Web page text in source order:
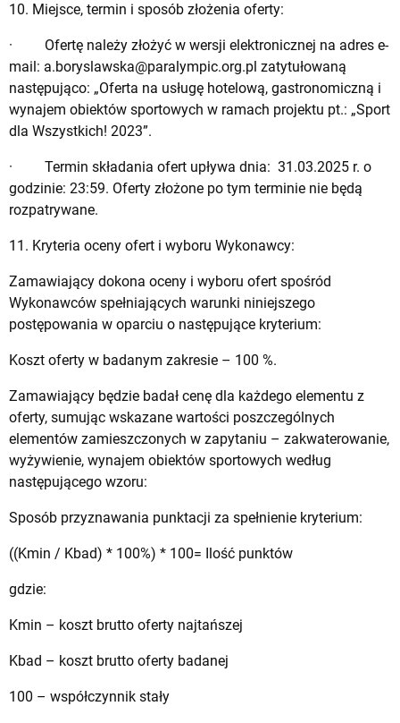
10. Miejsce, termin i sposób złożenia oferty:
· Ofertę należy złożyć w wersji elektronicznej na adres e-
mail: a.boryslawska@paralympic.org.pl zatytułowaną
następująco: „Oferta na usługę hotelową, gastronomiczną i
wynajem obiektów sportowych w ramach projektu pt.: „Sport
dla Wszystkich! 2023”.
· Termin składania ofert upływa dnia: 31.03.2025 r. o
godzinie: 23:59. Oferty złożone po tym terminie nie będą
rozpatrywane.
11. Kryteria oceny ofert i wyboru Wykonawcy:
Zamawiający dokona oceny i wyboru ofert spośród
Wykonawców spełniających warunki niniejszego
postępowania w oparciu o następujące kryterium:
Koszt oferty w badanym zakresie – 100 %.
Zamawiający będzie badał cenę dla każdego elementu z
oferty, sumując wskazane wartości poszczególnych
elementów zamieszczonych w zapytaniu – zakwaterowanie,
wyżywienie, wynajem obiektów sportowych według
następującego wzoru:
Sposób przyznawania punktacji za spełnienie kryterium:
((Kmin / Kbad) * 100%) * 100= Ilość punktów
gdzie:
Kmin – koszt brutto oferty najtańszej
Kbad – koszt brutto oferty badanej
100 – współczynnik stały